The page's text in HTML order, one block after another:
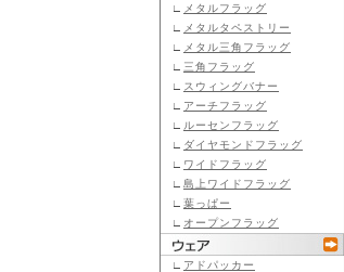
∟
メタルフラッグ
∟
メタルタペストリー
∟
メタル三角フラッグ
∟ 三角フラッグ
∟ スウィングバナー
∟ アーチフラッグ
∟ ルーセンフラッグ
∟ ダイヤモンドフラッグ
∟ ワイドフラッグ
∟ 島上ワイドフラッグ
∟ 葉っぱー
∟ オープンフラッグ
∟ アドパッカー